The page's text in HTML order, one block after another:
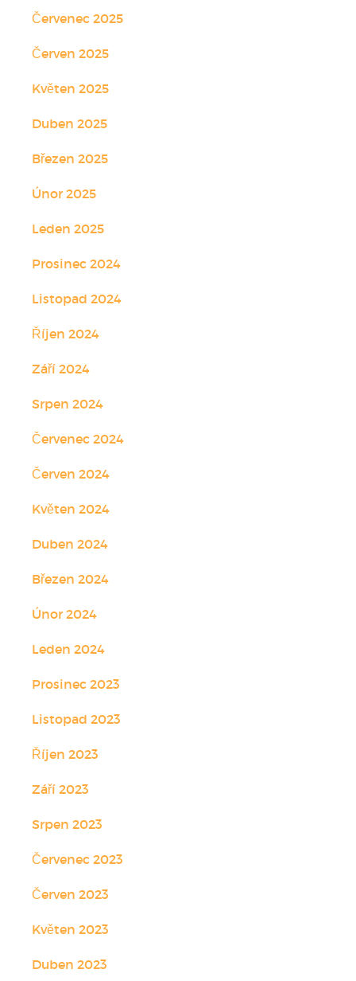
Červenec 2025
Červen 2025
Květen 2025
Duben 2025
Březen 2025
Únor 2025
Leden 2025
Prosinec 2024
Listopad 2024
Říjen 2024
Září 2024
Srpen 2024
Červenec 2024
Červen 2024
Květen 2024
Duben 2024
Březen 2024
Únor 2024
Leden 2024
Prosinec 2023
Listopad 2023
Říjen 2023
Září 2023
Srpen 2023
Červenec 2023
Červen 2023
Květen 2023
Duben 2023